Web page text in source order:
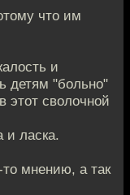
что им
и
детям "больно"
этот сволочной
и ласка.
мнению, а так